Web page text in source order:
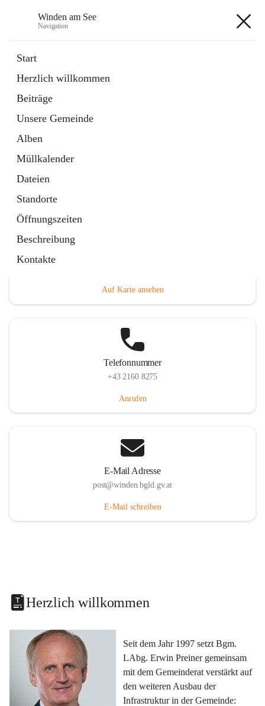
Winden am See
Navigation
Start
Herzlich willkommen
Beiträge
Unsere Gemeinde
Alben
Müllkalender
Dateien
Standorte
Öffnungszeiten
Beschreibung
Kontakte
Externe Webseite
in
Tab
Bebauungsplan
öffnet
in
neuem
Tab
Auf Karte ansehen
Telefonnummer
+43 2160 8275
Anrufen
E-Mail Adresse
post@winden.bgld.gv.at
E-Mail schreiben
Herzlich willkommen
Seit dem Jahr 1997 setzt Bgm.
LAbg. Erwin Preiner gemeinsam
mit dem Gemeinderat verstärkt auf
den weiteren Ausbau der
Infrastruktur in der Gemeinde: